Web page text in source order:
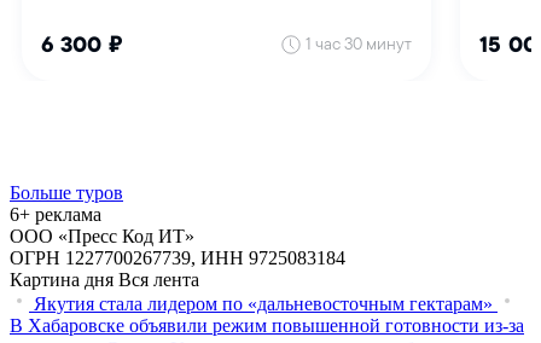
Больше туров
6+ реклама
ООО «Пресс Код ИТ»
ОГРН 1227700267739, ИНН 9725083184
Картина дня Вся лента
Якутия стала лидером по «дальневосточным гектарам»
В Хабаровске объявили режим повышенной готовности из‑за